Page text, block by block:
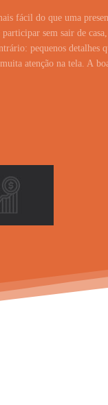
fácil do que uma
sem sair de
pequenos detalhes
atenção na tela. A